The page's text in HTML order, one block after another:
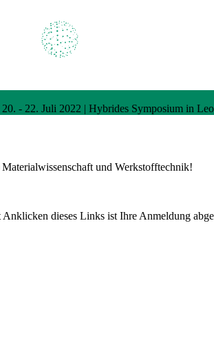
Loading
20. - 22. Juli 2022 | Hybrides Symposium in
und Werkstofftechnik!
dieses Links ist Ihre Anmeldung